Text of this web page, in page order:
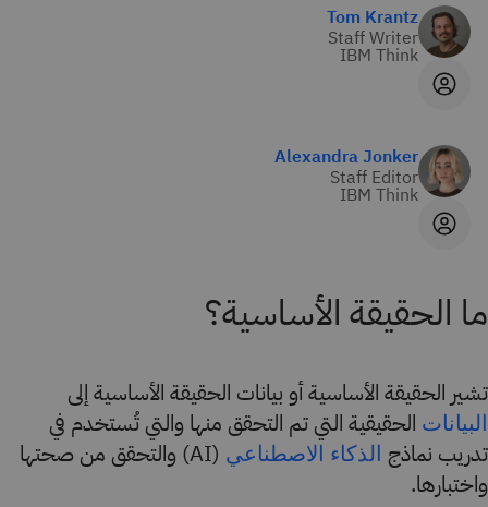
Tom Krantz
Staff Writer
IBM Think
Alexandra Jonker
Staff Editor
IBM Think
ما الحقيقة الأساسية؟
تشير الحقيقة الأساسية أو بيانات الحقيقة الأساسية إلى
البيانات الحقيقية التي تم التحقق منها والتي تُستخدم في
تدريب نماذج الذكاء الاصطناعي
(AI) والتحقق من صحتها
واختبارها.